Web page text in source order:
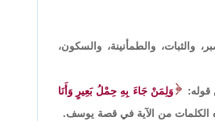
والثبات، والطمأنينة، والسكون،
قوله:
وَلِمَنْ جَاءَ بِهِ حِمْلُ بَعِيرٍ وَأَنَا
الكلمات من الآية في قصة يوسف.